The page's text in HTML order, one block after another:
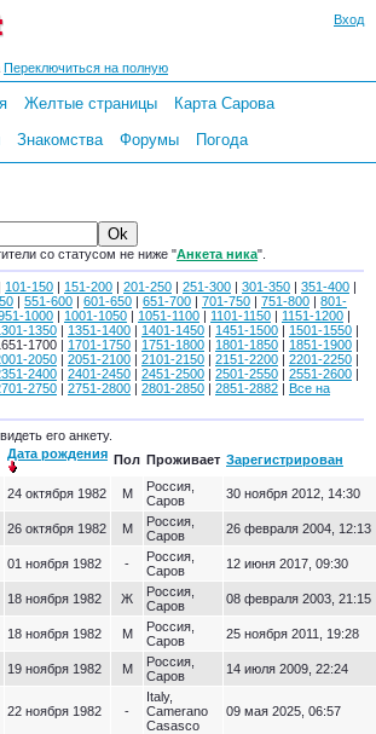
Вход
Переключиться на полную
Желтые страницы
Карта Сарова
Знакомства Форумы Погода
со статусом не ниже "Анкета ника".
101-150 | 151-200 | 201-250 | 251-300 | 301-350 | 351-400 |
| 551-600 | 601-650 | 651-700 | 701-750 | 751-800 | 801-
1000 | 1001-1050 | 1051-1100 | 1101-1150 | 1151-1200 |
1350 | 1351-1400 | 1401-1450 | 1451-1500 | 1501-1550 |
1700 | 1701-1750 | 1751-1800 | 1801-1850 | 1851-1900 |
2050 | 2051-2100 | 2101-2150 | 2151-2200 | 2201-2250 |
2400 | 2401-2450 | 2451-2500 | 2501-2550 | 2551-2600 |
2750 | 2751-2800 | 2801-2850 | 2851-2882 | Все на
его анкету.
Дата рождения Пол Проживает Зарегистрирован
24 октября 1982 М
Россия,
Саров
30 ноября 2012, 14:30
26 октября 1982 М
Россия,
Саров
26 февраля 2004, 12:13
01 ноября 1982 -
Россия,
Саров
12 июня 2017, 09:30
18 ноября 1982 Ж
Россия,
Саров
08 февраля 2003, 21:15
18 ноября 1982 М
Россия,
Саров
25 ноября 2011, 19:28
19 ноября 1982 М
Россия,
Саров
14 июля 2009, 22:24
22 ноября 1982 -
Italy,
Camerano
Casasco
09 мая 2025, 06:57